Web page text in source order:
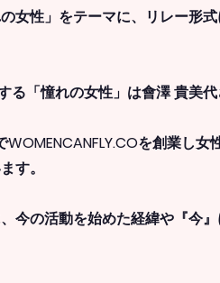
女性」をテーマに、リレー形
「憧れの女性」は會澤 貴美代
WOMENCANFLY.COを創業し
す。
今の活動を始めた経緯や『今』